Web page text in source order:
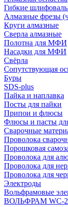
Гибкие
Алмазные фрезы
Круги алмазные
Сверла алмазные
Полотна для МФИ
Насадки для МФИ
Свёрла
Сопутствующая
Буры
SDS-plus
Пайка и наплавка
Посты для пайки
Припои и флюсы
Флюсы и пасты
Сварочные
Проволока
Порошковая
Проволока для
Проволока для
Проволока для
Электроды
Вольфрамовые
ВОЛЬФРАМ WC-